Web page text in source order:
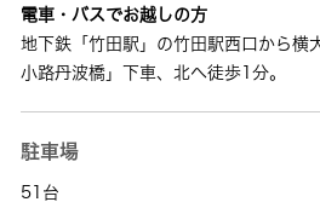
電車・バスでお越しの方
地下鉄「竹田駅」の竹田駅西口から横
小路丹波橋」下車、北へ徒歩1分。
駐車場
51台